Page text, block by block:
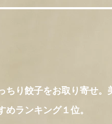
ちり餃子をお取り寄せ。
ランキング１位。